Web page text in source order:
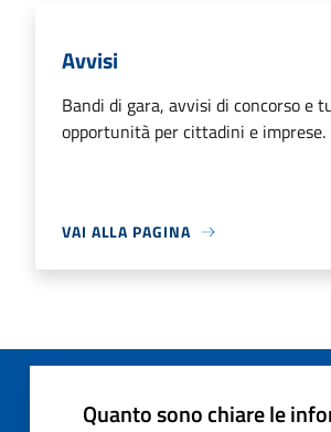
Avvisi
Bandi di gara, avvisi di concorso e
opportunità per cittadini e imprese.
VAI ALLA PAGINA
Quanto sono chiare le